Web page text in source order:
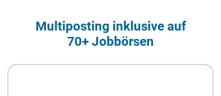
Multiposting inklusive auf
70+ Jobbörsen